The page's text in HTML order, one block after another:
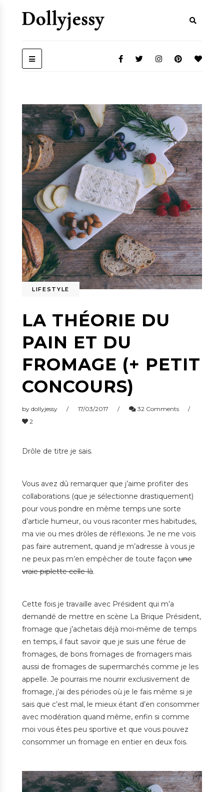
LIFESTYLE
LA THÉORIE DU
PAIN ET DU
FROMAGE (+ PETIT
CONCOURS)
by dollyjessy 17/03/2017
32 Comments
2
Drôle de titre je sais.
Vous avez dû remarquer que j’aime profiter des
collaborations (que je sélectionne drastiquement)
pour vous pondre en même temps une sorte
d’article humeur, ou vous raconter mes habitudes,
ma vie ou mes drôles de réflexions. Je ne me vois
pas faire autrement, quand je m’adresse à vous je
ne peux pas m’en empêcher de toute façon une
vraie piplette celle-là.
Cette fois je travaille avec Président qui m’a
demandé de mettre en scène La Brique Président,
fromage que j’achetais déjà moi-même de temps
en temps, il faut savoir que je suis une férue de
fromages, de bons fromages de fromagers mais
aussi de fromages de supermarchés comme je les
appelle. Je pourrais me nourrir exclusivement de
fromage, j’ai des périodes où je le fais même si je
sais que c’est mal, le mieux étant d’en consommer
avec modération quand même, enfin si comme
moi vous êtes peu sportive et que vous pouvez
consommer un fromage en entier en deux fois.